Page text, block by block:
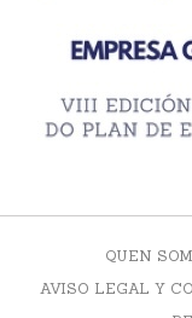
QUEN
AVISO LEGAL Y